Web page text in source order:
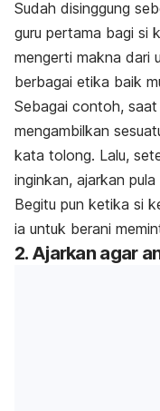
Sudah disinggung
guru pertama bagi si
mengerti makna dari
berbagai etika baik
Sebagai contoh,
mengambilkan
kata tolong. Lalu,
inginkan, ajarkan
Begitu pun ketika si
ia untuk berani
2. Ajarkan agar